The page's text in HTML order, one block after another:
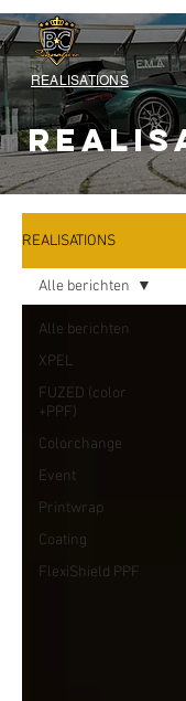
REALISATIONS
REALISATIONS
Alle berichten
XPEL
FUZED (color
+PPF)
Colorchange
Event
Printwrap
Coating
FlexiShield PPF
Alle berichten